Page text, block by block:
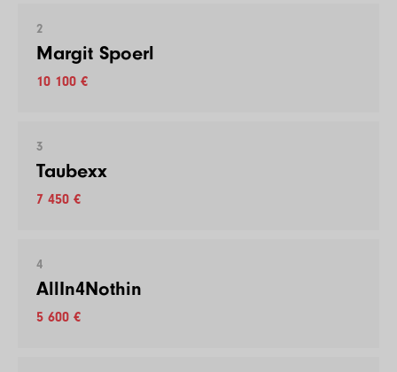
2
Margit Spoerl
10 100 €
3
Taubexx
7 450 €
4
AllIn4Nothin
5 600 €